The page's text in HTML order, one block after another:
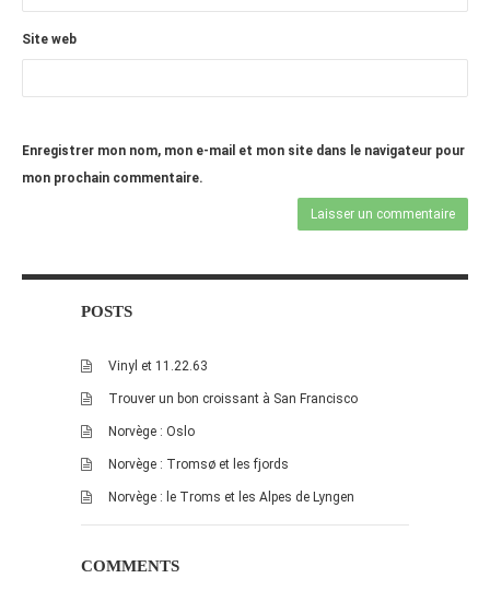
Site web
Enregistrer mon nom, mon e-mail et mon site dans le navigateur pour
mon prochain commentaire.
POSTS
Vinyl et 11.22.63
Trouver un bon croissant à San Francisco
Norvège : Oslo
Norvège : Tromsø et les fjords
Norvège : le Troms et les Alpes de Lyngen
COMMENTS